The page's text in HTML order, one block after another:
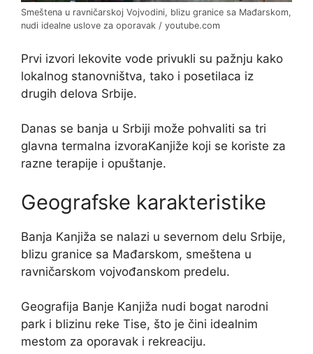
Smeštena u ravničarskoj Vojvodini, blizu granice sa Mađarskom,
nudi idealne uslove za oporavak / youtube.com
Prvi izvori lekovite vode privukli su pažnju kako
lokalnog stanovništva, tako i posetilaca iz
drugih delova Srbije.
Danas se banja u Srbiji može pohvaliti sa tri
glavna termalna izvoraKanjiže koji se koriste za
razne terapije i opuštanje.
Geografske karakteristike
Banja Kanjiža se nalazi u severnom delu Srbije,
blizu granice sa Mađarskom, smeštena u
ravničarskom vojvođanskom predelu.
Geografija Banje Kanjiža nudi bogat narodni
park i blizinu reke Tise, što je čini idealnim
mestom za oporavak i rekreaciju.